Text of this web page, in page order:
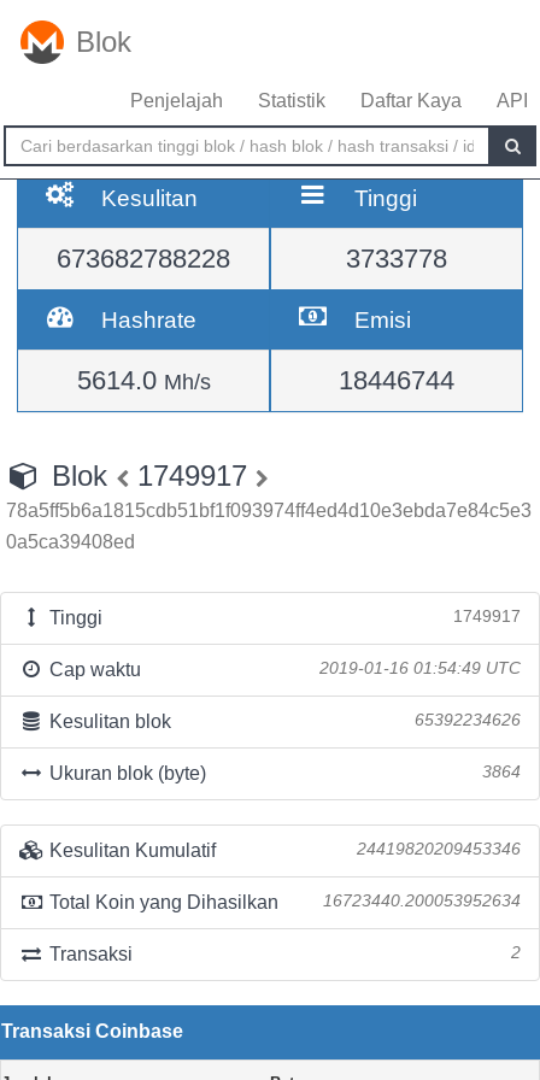
Blok
Penjelajah Statistik Daftar Kaya API
Kesulitan
673682788228
Tinggi
3733778
Hashrate
5614.0 Mh/s
Emisi
18446744
Blok 1749917
78a5ff5b6a1815cdb51bf1f093974ff4ed4d10e3ebda7e84c5e3
0a5ca39408ed
Tinggi 1749917
Cap waktu 2019-01-16 01:54:49 UTC
Kesulitan blok 65392234626
Ukuran blok (byte) 3864
Kesulitan Kumulatif 24419820209453346
Total Koin yang Dihasilkan 16723440.200053952634
Transaksi 2
Transaksi Coinbase